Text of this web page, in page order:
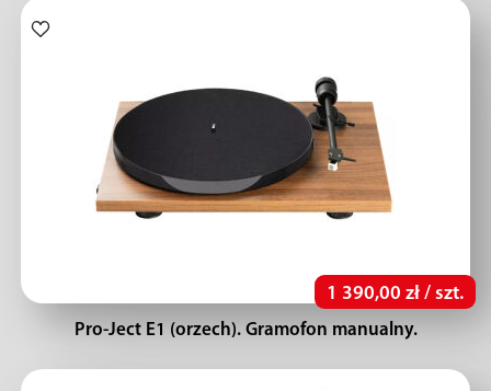
1 390,00 zł / szt.
Pro-Ject E1 (orzech). Gramofon manualny.